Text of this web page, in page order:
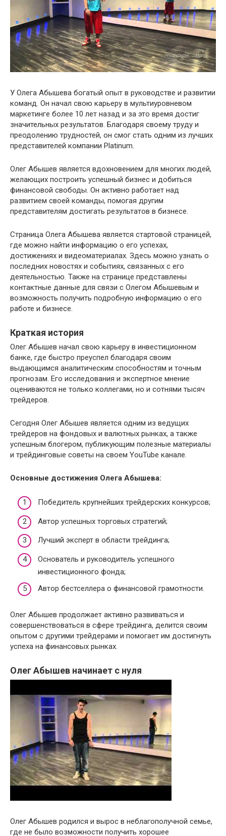
У Олега Абышева богатый опыт в руководстве и развитии
команд. Он начал свою карьеру в мультиуровневом
маркетинге более 10 лет назад и за это время достиг
значительных результатов. Благодаря своему труду и
преодолению трудностей, он смог стать одним из лучших
представителей компании Platinum.
Олег Абышев является вдохновением для многих людей,
желающих построить успешный бизнес и добиться
финансовой свободы. Он активно работает над
развитием своей команды, помогая другим
представителям достигать результатов в бизнесе.
Страница Олега Абышева является стартовой страницей,
где можно найти информацию о его успехах,
достижениях и видеоматериалах. Здесь можно узнать о
последних новостях и событиях, связанных с его
деятельностью. Также на странице представлены
контактные данные для связи с Олегом Абышевым и
возможность получить подробную информацию о его
работе и бизнесе.
Краткая история
Олег Абышев начал свою карьеру в инвестиционном
банке, где быстро преуспел благодаря своим
выдающимся аналитическим способностям и точным
прогнозам. Его исследования и экспертное мнение
оцениваются не только коллегами, но и сотнями тысяч
трейдеров.
Сегодня Олег Абышев является одним из ведущих
трейдеров на фондовых и валютных рынках, а также
успешным блогером, публикующим полезные материалы
и трейдинговые советы на своем YouTube канале.
Основные достижения Олега Абышева:
Победитель крупнейших трейдерских конкурсов;
Автор успешных торговых стратегий;
Лучший эксперт в области трейдинга;
Основатель и руководитель успешного
инвестиционного фонда;
Автор бестселлера о финансовой грамотности.
Олег Абышев продолжает активно развиваться и
совершенствоваться в сфере трейдинга, делится своим
опытом с другими трейдерами и помогает им достигнуть
успеха на финансовых рынках.
Олег Абышев начинает с нуля
Олег Абышев родился и вырос в неблагополучной семье,
где не было возможности получить хорошее